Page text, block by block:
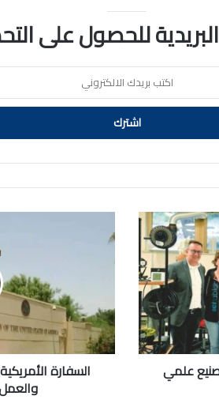
للحصول على
علمي
الأمريكية
الكويت:
التطورات
والعمل
مستمر
بلا
السفارة